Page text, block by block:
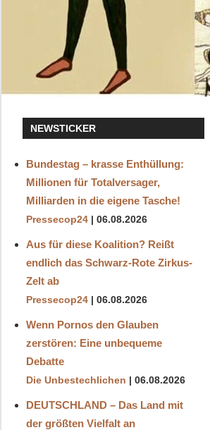
NEWSTICKER
Bundestag – krasse Enthüllung:
Millionen für Totalversager,
Milliarden in die eigene Tasche!
Pressecop24 06.08.2026
Aus für diese Koalition? Reißt
endlich das Schwarz-Rote Zirkus-
Zelt ab
Pressecop24 06.08.2026
Wenn Pornos den Glauben
zerstören: Eine unbequeme
Debatte
Die Unbestechlichen 06.08.2026
DEUTSCHLAND – Das Land mit
der größten Vielfalt an